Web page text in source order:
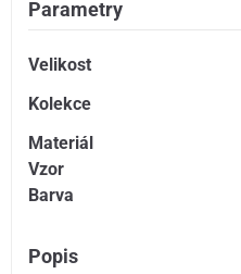
Parametry
Velikost
Kolekce
Materiál
Vzor
Barva
Popis